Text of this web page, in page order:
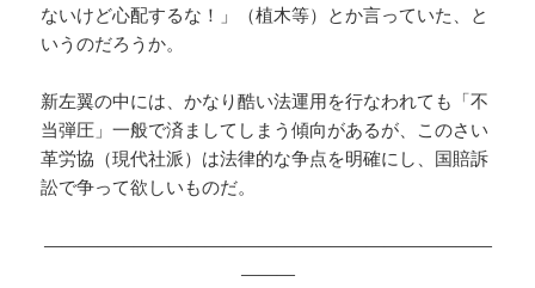
ないけど心配するな！」（植木等）とか言っていた、と
いうのだろうか。
新左翼の中には、かなり酷い法運用を行なわれても「不
当弾圧」一般で済ましてしまう傾向があるが、このさい
革労協（現代社派）は法律的な争点を明確にし、国賠訴
訟で争って欲しいものだ。
—————————————————————————
———